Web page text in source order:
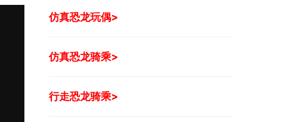
仿真恐龙玩偶>
仿真恐龙骑乘>
行走恐龙骑乘>